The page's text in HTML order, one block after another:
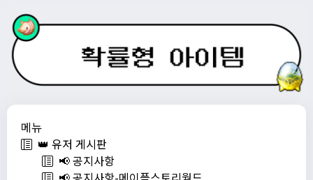
메뉴
👑 유저 게시판
📢 공지사항